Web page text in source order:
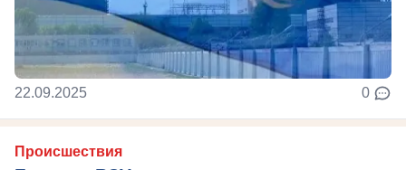
22.09.2025 0
Происшествия